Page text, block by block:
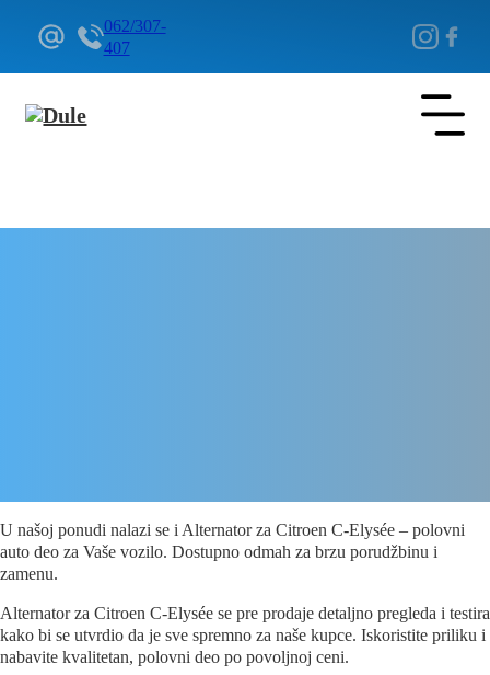
062/307-
407
U našoj ponudi nalazi se i Alternator za Citroen C-Elysée – polovni
auto deo za Vaše vozilo. Dostupno odmah za brzu porudžbinu i
zamenu.
Alternator za Citroen C-Elysée se pre prodaje detaljno pregleda i testira
kako bi se utvrdio da je sve spremno za naše kupce. Iskoristite priliku i
nabavite kvalitetan, polovni deo po povoljnoj ceni.